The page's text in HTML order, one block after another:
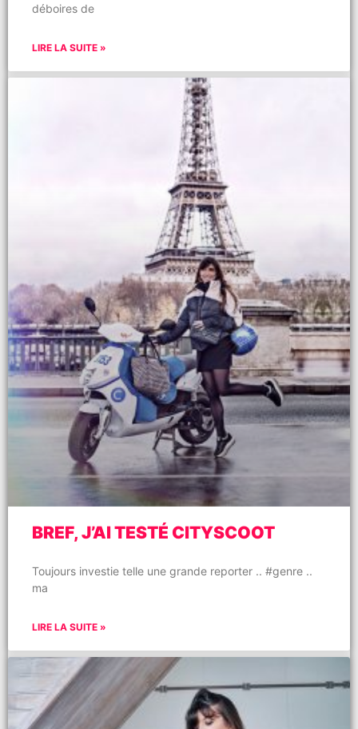
déboires de
LIRE LA SUITE »
BREF, J’AI TESTÉ CITYSCOOT
Toujours investie telle une grande reporter .. #genre ..
ma
LIRE LA SUITE »